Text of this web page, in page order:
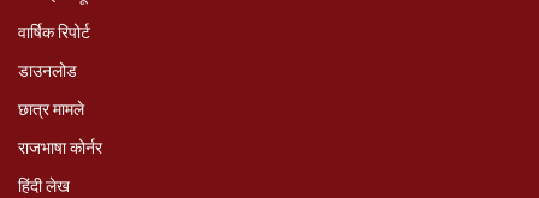
वार्षिक रिपोर्ट
डाउनलोड
छात्र मामले
राजभाषा कोर्नर
हिंदी लेख